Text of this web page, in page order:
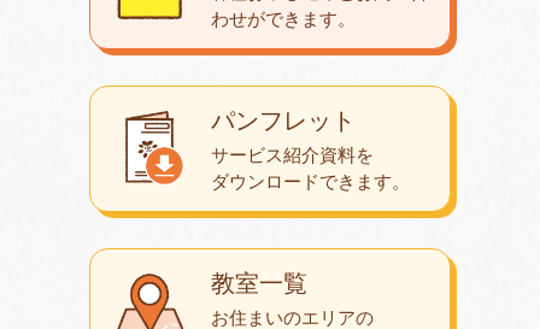
教室一覧
お住まいのエリアの
パンフレット
サービス紹介資料を
ダウンロードできます。
わせができます。